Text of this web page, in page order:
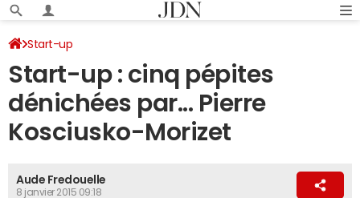
Start-up
Start-up : cinq pépites
dénichées par... Pierre
Kosciusko-Morizet
Aude Fredouelle
8 janvier 2015 09:18